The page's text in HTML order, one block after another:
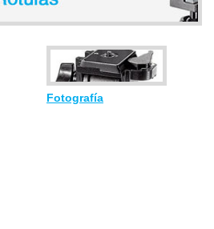
Fotografía